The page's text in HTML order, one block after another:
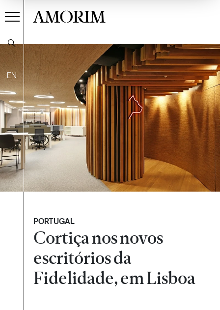
EN
AMORIM
PORTUGAL
Cortiça nos novos
escritórios da
Fidelidade, em Lisboa